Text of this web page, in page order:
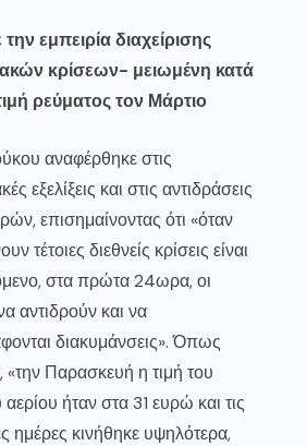
εμπειρία διαχείρισης
κρίσεων- μειωμένη κατά
ρεύματος τον Μάρτιο
αναφέρθηκε στις
εξελίξεις και στις αντιδράσεις
επισημαίνοντας ότι «όταν
τέτοιες διεθνείς κρίσεις είναι
στα πρώτα 24ωρα, οι
αντιδρούν και να
διακυμάνσεις». Όπως
«την Παρασκευή η τιμή του
ήταν στα 31 ευρώ και τις
ημέρες κινήθηκε υψηλότερα,